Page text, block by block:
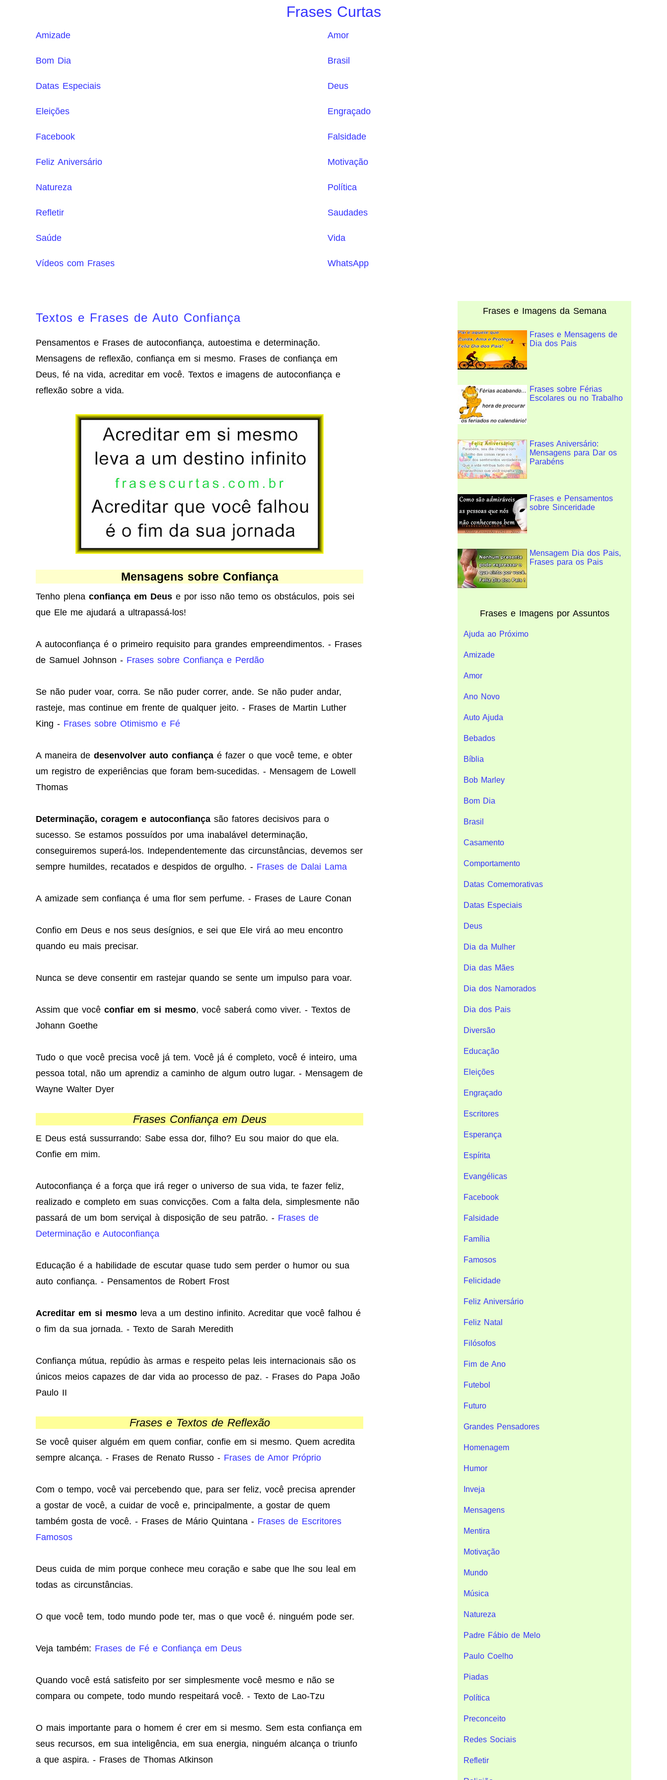
Frases Curtas
Amizade Amor
Bom Dia Brasil
Datas Especiais Deus
Eleições Engraçado
Facebook Falsidade
Feliz Aniversário Motivação
Natureza Política
Refletir Saudades
Saúde Vida
Vídeos com Frases WhatsApp
Textos e Frases de Auto Confiança
Pensamentos e Frases de autoconfiança, autoestima e determinação.
Mensagens de reflexão, confiança em si mesmo. Frases de confiança em
Deus, fé na vida, acreditar em você. Textos e imagens de autoconfiança e
reflexão sobre a vida.
Mensagens sobre Confiança
Tenho plena confiança em Deus e por isso não temo os obstáculos, pois sei
que Ele me ajudará a ultrapassá-los!
A autoconfiança é o primeiro requisito para grandes empreendimentos. - Frases
de Samuel Johnson - Frases sobre Confiança e Perdão
Se não puder voar, corra. Se não puder correr, ande. Se não puder andar,
rasteje, mas continue em frente de qualquer jeito. - Frases de Martin Luther
King - Frases sobre Otimismo e Fé
A maneira de desenvolver auto confiança é fazer o que você teme, e obter
um registro de experiências que foram bem-sucedidas. - Mensagem de Lowell
Thomas
Determinação, coragem e autoconfiança são fatores decisivos para o
sucesso. Se estamos possuídos por uma inabalável determinação,
conseguiremos superá-los. Independentemente das circunstâncias, devemos ser
sempre humildes, recatados e despidos de orgulho. - Frases de Dalai Lama
A amizade sem confiança é uma flor sem perfume. - Frases de Laure Conan
Confio em Deus e nos seus desígnios, e sei que Ele virá ao meu encontro
quando eu mais precisar.
Nunca se deve consentir em rastejar quando se sente um impulso para voar.
Assim que você confiar em si mesmo, você saberá como viver. - Textos de
Johann Goethe
Tudo o que você precisa você já tem. Você já é completo, você é inteiro, uma
pessoa total, não um aprendiz a caminho de algum outro lugar. - Mensagem de
Wayne Walter Dyer
Frases Confiança em Deus
E Deus está sussurrando: Sabe essa dor, filho? Eu sou maior do que ela.
Confie em mim.
Autoconfiança é a força que irá reger o universo de sua vida, te fazer feliz,
realizado e completo em suas convicções. Com a falta dela, simplesmente não
passará de um bom serviçal à disposição de seu patrão. - Frases de
Determinação e Autoconfiança
Educação é a habilidade de escutar quase tudo sem perder o humor ou sua
auto confiança. - Pensamentos de Robert Frost
Acreditar em si mesmo leva a um destino infinito. Acreditar que você falhou é
o fim da sua jornada. - Texto de Sarah Meredith
Confiança mútua, repúdio às armas e respeito pelas leis internacionais são os
únicos meios capazes de dar vida ao processo de paz. - Frases do Papa João
Paulo II
Frases e Textos de Reflexão
Se você quiser alguém em quem confiar, confie em si mesmo. Quem acredita
sempre alcança. - Frases de Renato Russo - Frases de Amor Próprio
Com o tempo, você vai percebendo que, para ser feliz, você precisa aprender
a gostar de você, a cuidar de você e, principalmente, a gostar de quem
também gosta de você. - Frases de Mário Quintana - Frases de Escritores
Famosos
Deus cuida de mim porque conhece meu coração e sabe que lhe sou leal em
todas as circunstâncias.
O que você tem, todo mundo pode ter, mas o que você é. ninguém pode ser.
Veja também: Frases de Fé e Confiança em Deus
Quando você está satisfeito por ser simplesmente você mesmo e não se
compara ou compete, todo mundo respeitará você. - Texto de Lao-Tzu
O mais importante para o homem é crer em si mesmo. Sem esta confiança em
seus recursos, em sua inteligência, em sua energia, ninguém alcança o triunfo
a que aspira. - Frases de Thomas Atkinson
Frases e Imagens da Semana
Frases e Mensagens de
Dia dos Pais
Frases sobre Férias
Escolares ou no Trabalho
Frases Aniversário:
Mensagens para Dar os
Parabéns
Frases e Pensamentos
sobre Sinceridade
Mensagem Dia dos Pais,
Frases para os Pais
Frases e Imagens por Assuntos
Ajuda ao Próximo
Amizade
Amor
Ano Novo
Auto Ajuda
Bebados
Bíblia
Bob Marley
Bom Dia
Brasil
Casamento
Comportamento
Datas Comemorativas
Datas Especiais
Deus
Dia da Mulher
Dia das Mães
Dia dos Namorados
Dia dos Pais
Diversão
Educação
Eleições
Engraçado
Escritores
Esperança
Espírita
Evangélicas
Facebook
Falsidade
Família
Famosos
Felicidade
Feliz Aniversário
Feliz Natal
Filósofos
Fim de Ano
Futebol
Futuro
Grandes Pensadores
Homenagem
Humor
Inveja
Mensagens
Mentira
Motivação
Mundo
Música
Natureza
Padre Fábio de Melo
Paulo Coelho
Piadas
Política
Preconceito
Redes Sociais
Refletir